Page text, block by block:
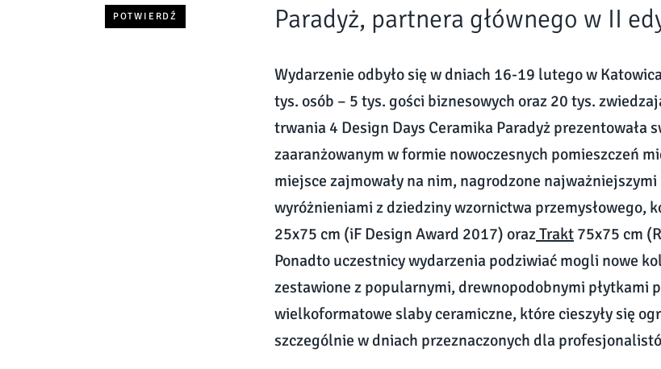
Paradyż, partnera głównego w II
Wydarzenie odbyło się w dniach 16-19 lutego w
tys. osób – 5 tys. gości biznesowych oraz 20 tys.
trwania 4 Design Days Ceramika Paradyż prezentowała
zaaranżowanym w formie nowoczesnych pomieszczeń
miejsce zajmowały na nim, nagrodzone
wyróżnieniami z dziedziny wzornictwa przemysłowego,
25x75 cm (iF Design Award 2017) orazTrakt 75x75 cm
Ponadto uczestnicy wydarzenia podziwiać mogli nowe
zestawione z popularnymi, drewnopodobnymi płytkami
wielkoformatowe slaby ceramiczne, które cieszyły się
szczególnie w dniach przeznaczonych dla